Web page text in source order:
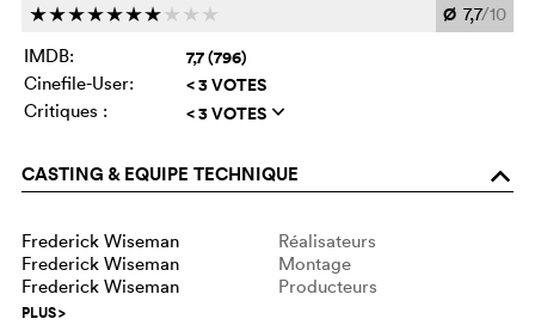
ccccccc c c c Ø 7,7/10
IMDB:
7,7 (796)
Cinefile-User: < 3 VOTES
Critiques : < 3 VOTES q
CASTING & EQUIPE TECHNIQUE o
Frederick Wiseman
Réalisateurs
Frederick Wiseman
Montage
Frederick Wiseman
Producteurs
PLUS>